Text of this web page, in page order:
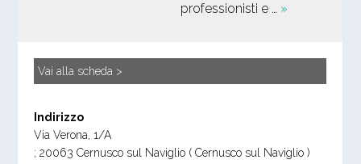
professionisti e … »
Vai alla scheda >
Indirizzo
Via Verona, 1/A
;20063Cernusco sul Naviglio ( Cernusco sul Naviglio )